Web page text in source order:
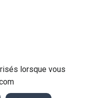
lorsque vous